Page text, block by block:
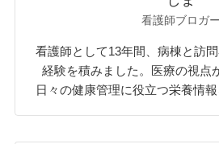
看護師ブロガー
看護師として13年間、病棟と訪
経験を積みました。医療の視点
日々の健康管理に役立つ栄養情報